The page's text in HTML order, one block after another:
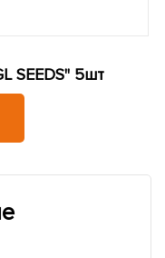
SEEDS" 5шт